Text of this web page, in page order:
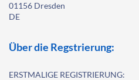
01156 Dresden
DE
Über die Regstrierung:
ERSTMALIGE REGISTRIERUNG: